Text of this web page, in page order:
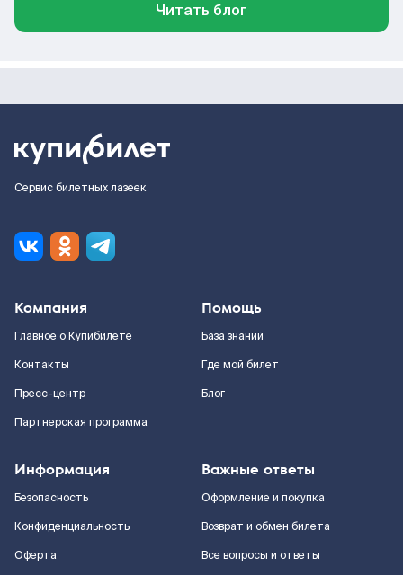
Читать блог
Сервис билетных лазеек
Компания
Главное о Купибилете
Контакты
Пресс-центр
Партнерская программа
Помощь
База знаний
Где мой билет
Блог
Информация
Безопасность
Конфиденциальность
Оферта
Важные ответы
Оформление и покупка
Возврат и обмен билета
Все вопросы и ответы